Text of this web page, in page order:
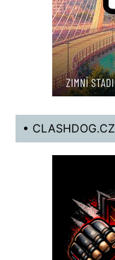
• CLASHDOG.CZ